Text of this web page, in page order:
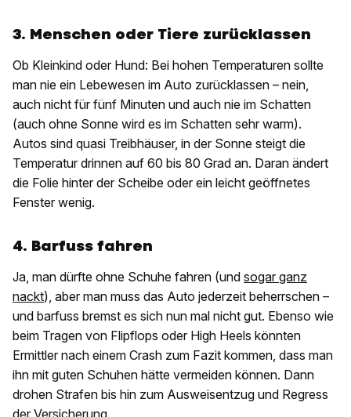
3. Menschen oder Tiere zurücklassen
Ob Kleinkind oder Hund: Bei hohen Temperaturen sollte
man nie ein Lebewesen im Auto zurücklassen – nein,
auch nicht für fünf Minuten und auch nie im Schatten
(auch ohne Sonne wird es im Schatten sehr warm).
Autos sind quasi Treibhäuser, in der Sonne steigt die
Temperatur drinnen auf 60 bis 80 Grad an. Daran ändert
die Folie hinter der Scheibe oder ein leicht geöffnetes
Fenster wenig.
4. Barfuss fahren
Ja, man dürfte ohne Schuhe fahren (und sogar ganz
nackt), aber man muss das Auto jederzeit beherrschen –
und barfuss bremst es sich nun mal nicht gut. Ebenso wie
beim Tragen von Flipflops oder High Heels könnten
Ermittler nach einem Crash zum Fazit kommen, dass man
ihn mit guten Schuhen hätte vermeiden können. Dann
drohen Strafen bis hin zum Ausweisentzug und Regress